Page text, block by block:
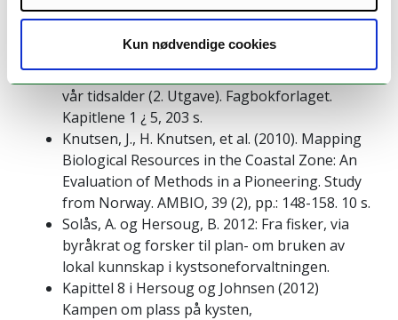
Kun nødvendige cookies
Grinderud, K., Haavik-Nilsen, A. C., Bjerke, H.,
Nilsen, S., Fjetland, M., Steffensen, A., &
Richardsen, I., 2016: GIS. Geografiens språk i
vår tidsalder (2. Utgave). Fagbokforlaget.
Kapitlene 1 ¿ 5, 203 s.
Knutsen, J., H. Knutsen, et al. (2010). Mapping
Biological Resources in the Coastal Zone: An
Evaluation of Methods in a Pioneering. Study
from Norway. AMBIO, 39 (2), pp.: 148-158. 10 s.
Solås, A. og Hersoug, B. 2012: Fra fisker, via
byråkrat og forsker til plan- om bruken av
lokal kunnskap i kystsoneforvaltningen.
Kapittel 8 i Hersoug og Johnsen (2012)
Kampen om plass på kysten,